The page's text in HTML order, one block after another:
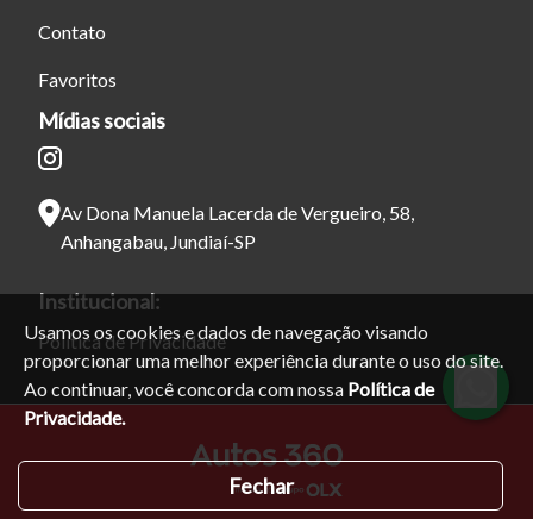
Usamos os cookies e dados de navegação visando
proporcionar uma melhor experiência durante o uso do site.
Ao continuar, você concorda com nossa Política de
Privacidade.
Fechar
Contato
Favoritos
Mídias sociais
Av Dona Manuela Lacerda de Vergueiro, 58,
Anhangabau, Jundiaí-SP
Institucional:
Política de Privacidade